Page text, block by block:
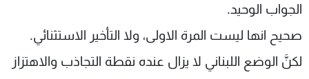
الجواب الوحيد.
صحيح انها ليست المرة الاولى، ولا التأخير الاستثنائي.
لكنَّ الوضع اللبناني لا يزال عنده نقطة التجاذب والاهتزاز